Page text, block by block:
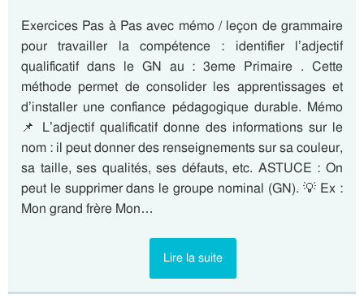
Exercices Pas à Pas avec mémo / leçon de grammaire
pour travailler la compétence : identifier l’adjectif
qualificatif dans le GN au : 3eme Primaire . Cette
méthode permet de consolider les apprentissages et
d’installer une confiance pédagogique durable. Mémo
📌 L’adjectif qualificatif donne des informations sur le
nom : il peut donner des renseignements sur sa couleur,
sa taille, ses qualités, ses défauts, etc. ASTUCE : On
peut le supprimer dans le groupe nominal (GN). 💡 Ex :
Mon grand frère Mon…
Lire la suite